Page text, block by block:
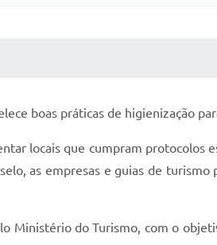
boas práticas de higienização
locais que cumpram protocolos
as empresas e guias de
Ministério do Turismo, com o